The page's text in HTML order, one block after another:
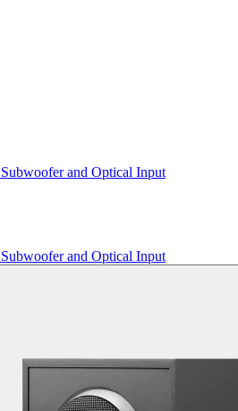
and Optical Input
and Optical Input